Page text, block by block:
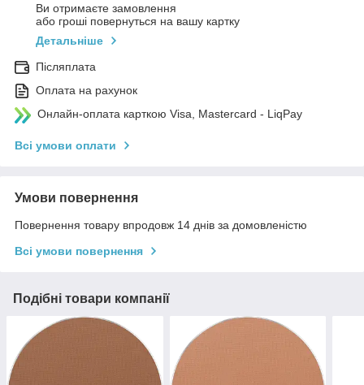
Ви отримаєте замовлення
або гроші повернуться на вашу картку
Детальніше
Післяплата
Оплата на рахунок
Онлайн-оплата карткою Visa, Mastercard - LiqPay
Всі умови оплати
Умови повернення
Повернення товару впродовж 14 днів за домовленістю
Всі умови повернення
Подібні товари компанії